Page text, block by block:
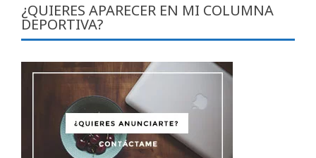
¿QUIERES APARECER EN MI COLUMNA
DEPORTIVA?